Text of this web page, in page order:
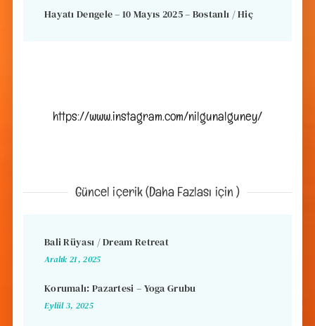
Hayatı Dengele – 10 Mayıs 2025 – Bostanlı / Hiç
https://www.instagram.com/nilgunalguney/
Güncel içerik (Daha Fazlası için )
Bali Rüyası / Dream Retreat
Aralık 21, 2025
Korumalı: Pazartesi – Yoga Grubu
Eylül 3, 2025